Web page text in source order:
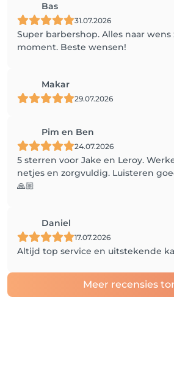
Bas
31.07.2026
Super barbershop. Alles naar wens
moment. Beste wensen!
Makar
29.07.2026
Pim en Ben
24.07.2026
5 sterren voor Jake en Leroy.
netjes en zorgvuldig. Luisteren
🙏🏼
Daniel
17.07.2026
Altijd top service en uitstekende
Meer recensies